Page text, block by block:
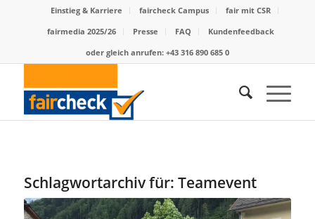
Einstieg & Karriere faircheck Campus
fair mit CSR
fairmedia 2025/26
Presse FAQ
Kundenfeedback
oder gleich anrufen: +43 316 890 685 0
Schlagwortarchiv für: Teamevent